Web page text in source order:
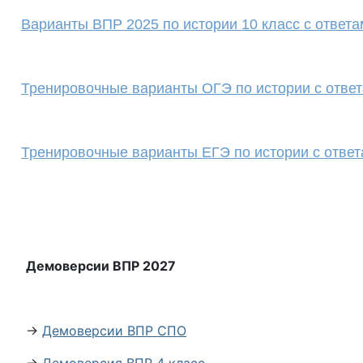
Варианты ВПР 2025 по истории 10 класс с
Тренировочные варианты ОГЭ по истории с
Тренировочные варианты ЕГЭ по истории с
Демоверсии ВПР 2027
→ Демоверсии ВПР СПО